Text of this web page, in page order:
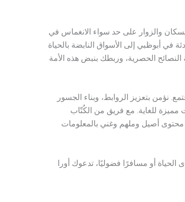
والزوار على حد سواء الانغماس في
في أبوظبي إلى الأسواق النابضة بالحياة
الحصرية، وربطك بنبض هذه الأمة
نؤمن بتعزيز الروابط، وبناء الجسور
مميزة للغاية. مع فريق من الكُتّاب
أصيل وملهم وغني بالمعلومات
أو مسافرًا فضوليًا، تدعوك أورا